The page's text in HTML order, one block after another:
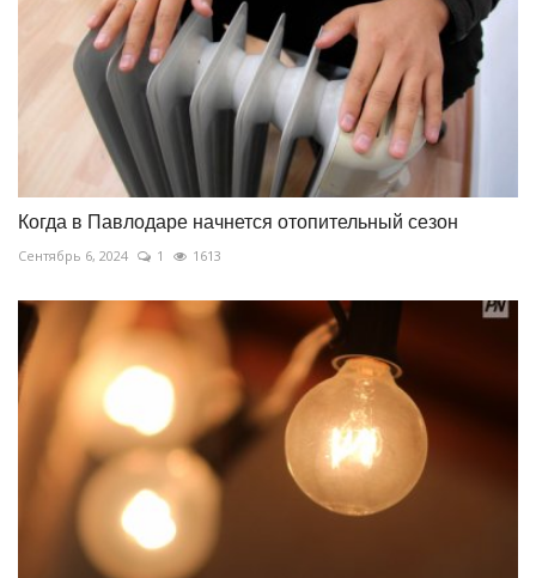
Когда в Павлодаре начнется отопительный сезон
Сентябрь 6, 2024 1 1613